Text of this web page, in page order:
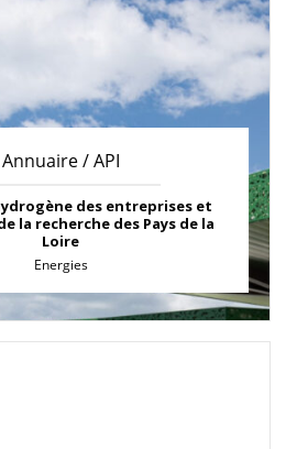
Annuaire / API
des entreprises et
la recherche des Pays de la
Loire
Energies